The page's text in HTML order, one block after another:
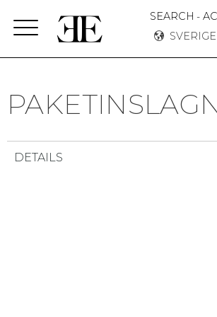
Meny
SEARCH -
SVERIGE
DETAILS